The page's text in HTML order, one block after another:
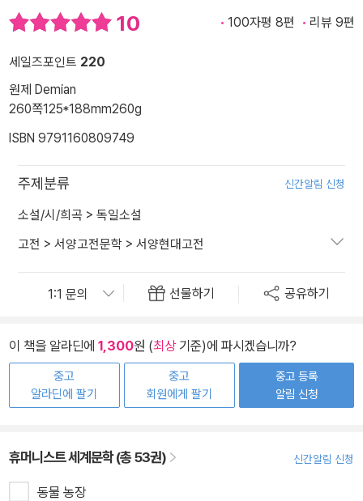
10 100자평 8편 리뷰 9편
세일즈포인트 220
원제 Demian
260쪽125*188mm260g
ISBN 9791160809749
주제분류 신간알림 신청
소설/시/희곡 > 독일소설
고전 > 서양고전문학 > 서양현대고전
선물하기 공유하기
이 책을 알라딘에 1,300원 (최상기준)에 파시겠습니까?
중고
알라딘에 팔기
중고
회원에게 팔기
중고 등록
알림 신청
휴머니스트 세계문학 (총 53권) 신간알림 신청
동물 농장